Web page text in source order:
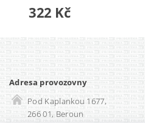
322 Kč
Adresa provozovny
Pod Kaplankou 1677,
266 01, Beroun